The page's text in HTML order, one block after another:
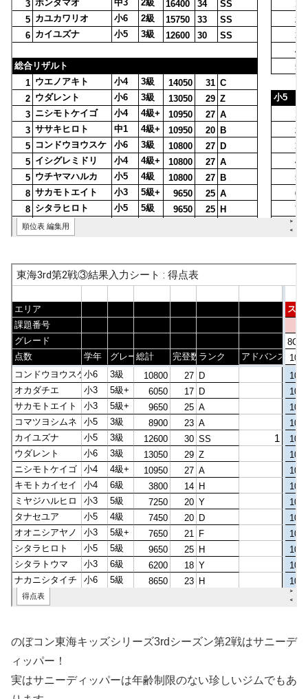
のぼコン東海キッズシリーズ3rdシーズン第2戦はサニーデ
ィッパー！
実はサニーディッパーは年齢制限のない珍しいジムでもあ